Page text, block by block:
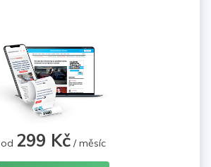
od 299 Kč/ měsíc